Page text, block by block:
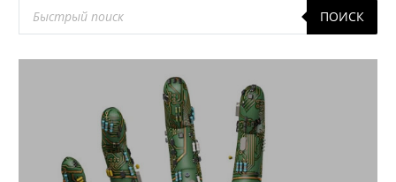
товаров
ПОИСК